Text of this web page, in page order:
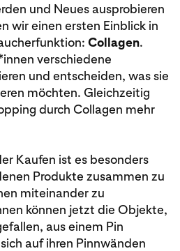
und Neues ausprobieren
wir einen ersten Einblick in
Collagen.
verschiedene
und entscheiden, was sie
möchten. Gleichzeitig
durch Collagen mehr
Kaufen ist es besonders
Produkte zusammen zu
miteinander zu
können jetzt die Objekte,
aus einem Pin
auf ihren Pinnwänden